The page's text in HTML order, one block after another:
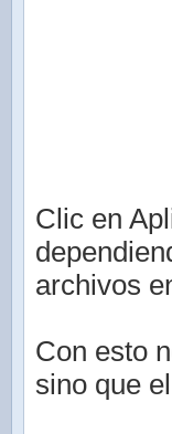
Clic en
archivos
Con esto
sino que